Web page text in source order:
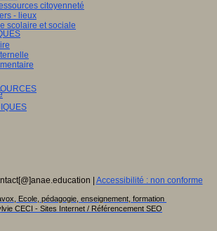
citoyenneté
- lieux
scolaire et sociale
| Accessibilité : non conforme
Ecole, pédagogie, enseignement, formation
CECI - Sites Internet / Référencement SEO